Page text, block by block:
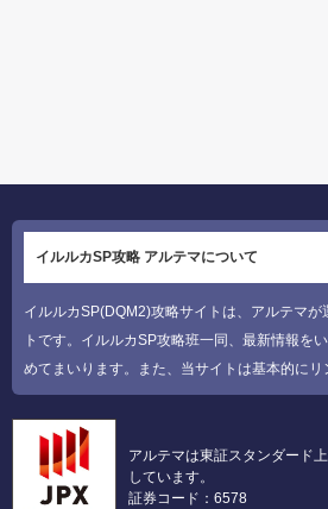
イルルカSP攻略 アルテマについて
イルルカSP(DQM2)攻略サイトは、アルテマが
トです。イルルカSP攻略班一同、最新情報を
めてまいります。また、当サイトは基本的にリ
アルテマは東証スタンダード
しています。
証券コード：6578